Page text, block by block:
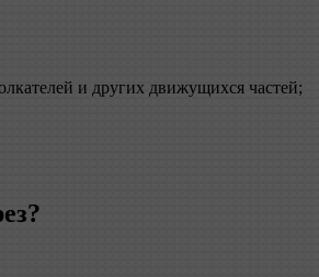
и других движущихся частей;